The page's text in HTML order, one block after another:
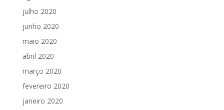
julho 2020
junho 2020
maio 2020
abril 2020
março 2020
fevereiro 2020
janeiro 2020